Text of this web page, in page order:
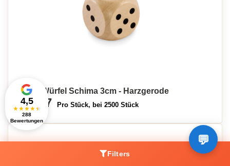
Holz-Würfel Schima 3cm - Harzgerode
€0,67 Pro Stück, bei 2500 Stück
Filters
4,5
★★★★★
288
Bewertungen